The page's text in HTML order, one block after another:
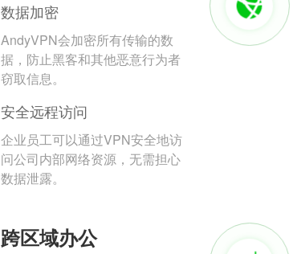
数据加密
AndyVPN会加密所有传输的数
据，防止黑客和其他恶意行为者
窃取信息。
安全远程访问
企业员工可以通过VPN安全地访
问公司内部网络资源，无需担心
数据泄露。
跨区域办公